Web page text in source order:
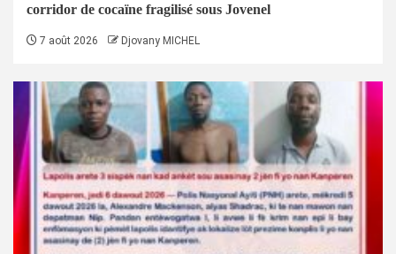
corridor de cocaïne fragilisé sous Jovenel
7 août 2026 Djovany MICHEL